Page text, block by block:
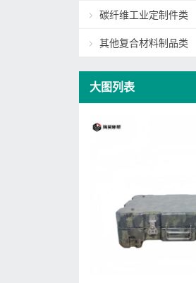
碳纤维工业定制件类
其他复合材料制品类
大图列表